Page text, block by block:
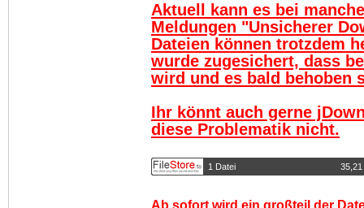
Aktuell kann es bei
Meldungen "Unsicherer
Dateien können trotzdem
wurde zugesichert, dass
wird und es bald behoben
Ihr könnt auch gerne
diese Problematik nicht.
1 Datei 35,21
Ab sofort wird ein großteil der